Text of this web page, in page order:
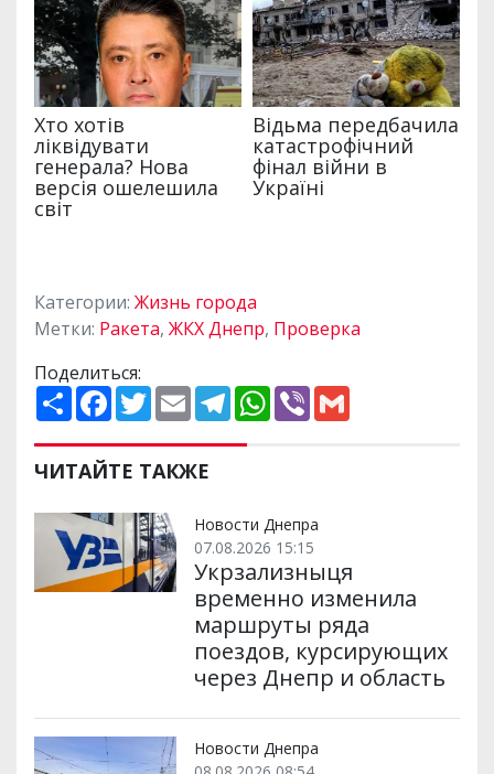
Категории: Жизнь города
Метки: Ракета, ЖКХ Днепр, Проверка
Поделиться:
П
о
и
р
и
и
F
a
e
b
o
k
T
w
t
t
e
E
m
i
l
T
e
e
m
W
h
p
V
ЧИТАЙТЕ ТАКЖЕ
Новости Днепра
07.08.2026 15:15
Укрзализныця
временно изменила
маршруты ряда
поездов, курсирующих
через Днепр и область
Новости Днепра